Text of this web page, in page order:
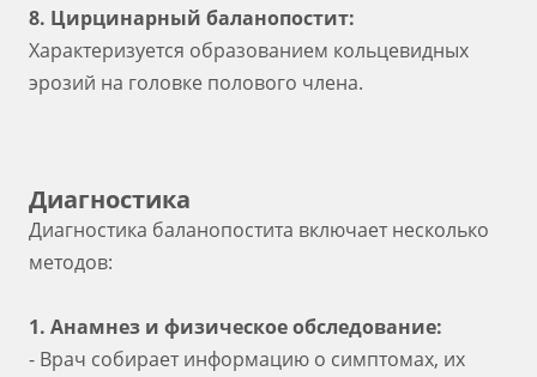
8. Цирцинарный баланопостит:
Характеризуется образованием кольцевидных
эрозий на головке полового члена.
Диагностика
Диагностика баланопостита включает несколько
методов:
1. Анамнез и физическое обследование:
- Врач собирает информацию о симптомах, их